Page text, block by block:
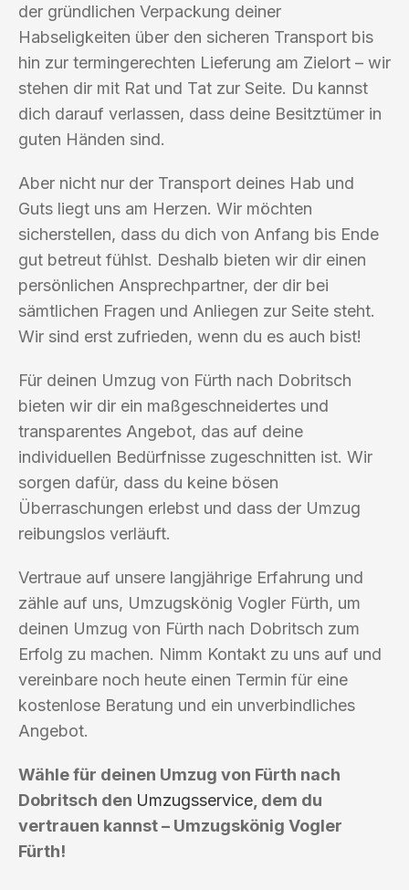
der gründlichen Verpackung deiner
Habseligkeiten über den sicheren Transport bis
hin zur termingerechten Lieferung am Zielort – wir
stehen dir mit Rat und Tat zur Seite. Du kannst
dich darauf verlassen, dass deine Besitztümer in
guten Händen sind.
Aber nicht nur der Transport deines Hab und
Guts liegt uns am Herzen. Wir möchten
sicherstellen, dass du dich von Anfang bis Ende
gut betreut fühlst. Deshalb bieten wir dir einen
persönlichen Ansprechpartner, der dir bei
sämtlichen Fragen und Anliegen zur Seite steht.
Wir sind erst zufrieden, wenn du es auch bist!
Für deinen Umzug von Fürth nach Dobritsch
bieten wir dir ein maßgeschneidertes und
transparentes Angebot, das auf deine
individuellen Bedürfnisse zugeschnitten ist. Wir
sorgen dafür, dass du keine bösen
Überraschungen erlebst und dass der Umzug
reibungslos verläuft.
Vertraue auf unsere langjährige Erfahrung und
zähle auf uns, Umzugskönig Vogler Fürth, um
deinen Umzug von Fürth nach Dobritsch zum
Erfolg zu machen. Nimm Kontakt zu uns auf und
vereinbare noch heute einen Termin für eine
kostenlose Beratung und ein unverbindliches
Angebot.
Wähle für deinen Umzug von Fürth nach
Dobritsch den Umzugsservice , dem du
vertrauen kannst – Umzugskönig Vogler
Fürth!